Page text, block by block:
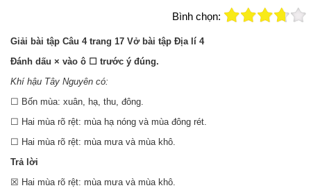
Bình chọn:
Giải bài tập Câu 4 trang 17 Vở bài tập Địa lí 4
Đánh dấu × vào ô ☐ trước ý đúng.
Khí hậu Tây Nguyên có:
☐ Bốn mùa: xuân, hạ, thu, đông.
☐ Hai mùa rõ rệt: mùa hạ nóng và mùa đông rét.
☐ Hai mùa rõ rệt: mùa mưa và mùa khô.
Trả lời
☒ Hai mùa rõ rệt: mùa mưa và mùa khô.